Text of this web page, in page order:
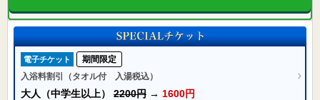
電子チケット
期間限定
入浴料割引（タオル付 入湯税込）
大人（中学生以上） 2200円 → 1600円